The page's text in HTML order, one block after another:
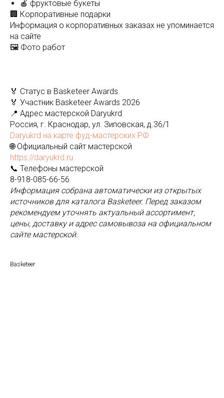
🍎 фруктовые букеты
🏢 Корпоративные подарки
Информация о корпоративных заказах не упоминается
на сайте
🖼️ Фото работ
🏅 Статус в Basketeer Awards
🏅 Участник Basketeer Awards 2026
📍 Адрес мастерской Daryukrd
Россия, г. Краснодар, ул. Зиповская, д.36/1
Daryukrd на карте фуд-мастерских РФ
🌐 Официальный сайт мастерской
https://daryukrd.ru
📞 Телефоны мастерской
8-918-085-66-56
Информация собрана автоматически из открытых
источников для каталога Basketeer. Перед заказом
рекомендуем уточнять актуальный ассортимент,
цены, доставку и адрес самовывоза на официальном
сайте мастерской.
Basketeer